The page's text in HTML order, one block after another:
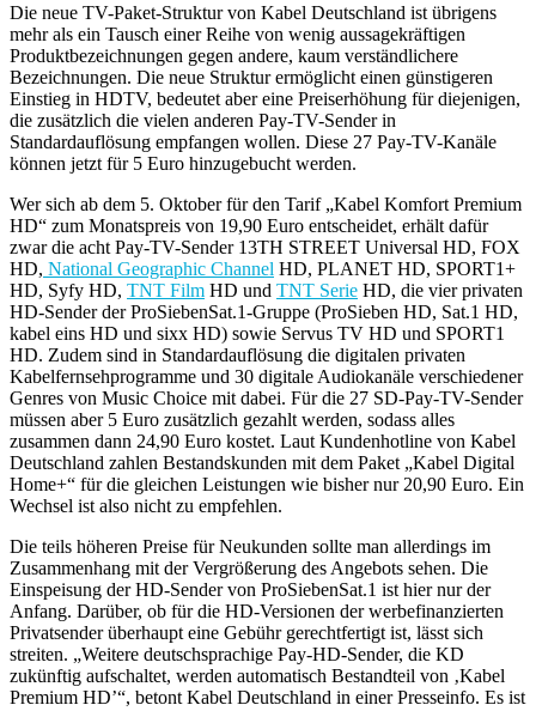
Die neue TV-Paket-Struktur von Kabel Deutschland ist übrigens
mehr als ein Tausch einer Reihe von wenig aussagekräftigen
Produktbezeichnungen gegen andere, kaum verständlichere
Bezeichnungen. Die neue Struktur ermöglicht einen günstigeren
Einstieg in HDTV, bedeutet aber eine Preiserhöhung für diejenigen,
die zusätzlich die vielen anderen Pay-TV-Sender in
Standardauflösung empfangen wollen. Diese 27 Pay-TV-Kanäle
können jetzt für 5 Euro hinzugebucht werden.
Wer sich ab dem 5. Oktober für den Tarif „Kabel Komfort Premium
HD“ zum Monatspreis von 19,90 Euro entscheidet, erhält dafür
zwar die acht Pay-TV-Sender 13TH STREET Universal HD, FOX
HD, National Geographic Channel HD, PLANET HD, SPORT1+
HD, Syfy HD, TNT Film HD und TNT Serie HD, die vier privaten
HD-Sender der ProSiebenSat.1-Gruppe (ProSieben HD, Sat.1 HD,
kabel eins HD und sixx HD) sowie Servus TV HD und SPORT1
HD. Zudem sind in Standardauflösung die digitalen privaten
Kabelfernsehprogramme und 30 digitale Audiokanäle verschiedener
Genres von Music Choice mit dabei. Für die 27 SD-Pay-TV-Sender
müssen aber 5 Euro zusätzlich gezahlt werden, sodass alles
zusammen dann 24,90 Euro kostet. Laut Kundenhotline von Kabel
Deutschland zahlen Bestandskunden mit dem Paket „Kabel Digital
Home+“ für die gleichen Leistungen wie bisher nur 20,90 Euro. Ein
Wechsel ist also nicht zu empfehlen.
Die teils höheren Preise für Neukunden sollte man allerdings im
Zusammenhang mit der Vergrößerung des Angebots sehen. Die
Einspeisung der HD-Sender von ProSiebenSat.1 ist hier nur der
Anfang. Darüber, ob für die HD-Versionen der werbefinanzierten
Privatsender überhaupt eine Gebühr gerechtfertigt ist, lässt sich
streiten. „Weitere deutschsprachige Pay-HD-Sender, die KD
zukünftig aufschaltet, werden automatisch Bestandteil von ‚Kabel
Premium HD’“, betont Kabel Deutschland in einer Presseinfo. Es ist